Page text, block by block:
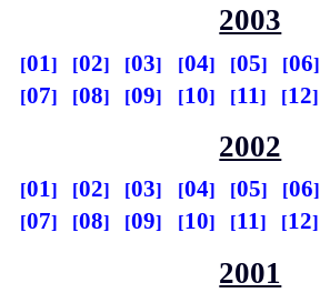
2003
01 02 03 04 05
06
07
08 09 10 11 12
2002
01 02 03 04 05
06
07
08 09 10 11 12
2001